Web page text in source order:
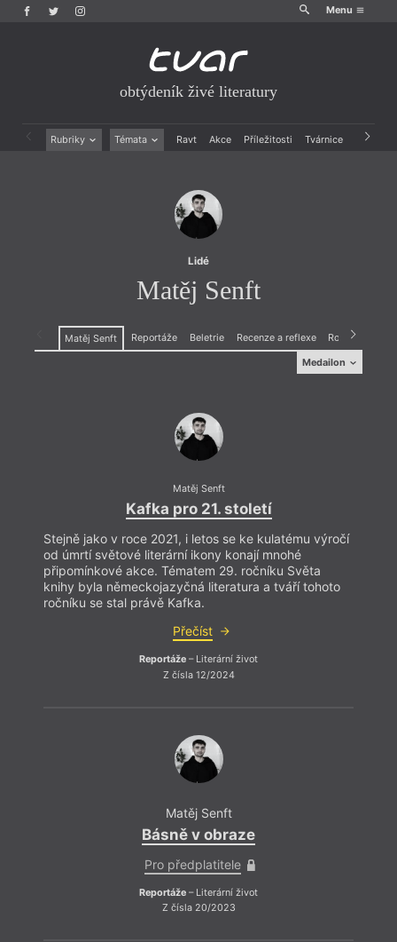
Menu
obtýdeník živé literatury
Rubriky Témata Ravt Akce Příležitosti Tvárnice Archiv
Lidé
Matěj Senft
Matěj Senft Reportáže Beletrie Recenze a reflexe Rozhovory
nakladatel. Vystudoval knižní kulturu, nyní studuje
religionistiku a judaistiku na HTF UK v Praze. Založil a
je šéfredaktorem Nakladatelství Viriditas a externím
spolupracovníkem literárního obtýdeníku Tvar. Jeho
Tvaru, Revue Prostor, Okruh a střed, anglicky ve
Word Addict a na internetové platformě Nedělní
chvilka poezie. V rámci rezidenčního pobytu
Českého literárního centra v Broumově připravil dva
cykly básní: Nic nového pod sluncem a Vyčetl jsem z
koster mrtvých vlčat. Zaměřuje se v nich na vztah
mýtů, lidí, zvířat a rostlin. Žije v Praze.
Medailon
Matěj Senft
Kafka pro 21. století
Stejně jako v roce 2021, i letos se ke kulatému výročí
od úmrtí světové literární ikony konají mnohé
připomínkové akce. Tématem 29. ročníku Světa
knihy byla německojazyčná literatura a tváří tohoto
ročníku se stal právě Kafka.
Přečíst
Reportáže – Literární život
Z čísla 12/2024
Matěj Senft
Básně v obraze
Pro předplatitele
Reportáže – Literární život
Z čísla 20/2023